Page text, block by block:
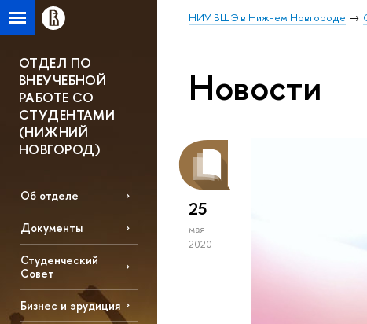
НИУ ВШЭ в Нижнем Новгороде
ОТДЕЛ ПО
ВНЕУЧЕБНОЙ
РАБОТЕ СО
СТУДЕНТАМИ
(НИЖНИЙ
НОВГОРОД)
Об отделе
Документы
Студенческий
Совет
Бизнес и эрудиция
Новости
25
мая
2020